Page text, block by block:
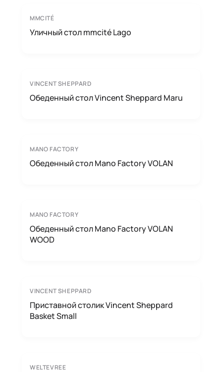
MMCITÉ
Уличный стол mmcité Lago
VINCENT SHEPPARD
Обеденный стол Vincent Sheppard Maru
MANO FACTORY
Обеденный стол Mano Factory VOLAN
MANO FACTORY
Обеденный стол Mano Factory VOLAN
WOOD
VINCENT SHEPPARD
Приставной столик Vincent Sheppard
Basket Small
WELTEVREE